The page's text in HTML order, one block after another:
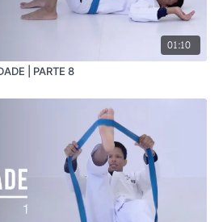
01:10
| PARTE 8